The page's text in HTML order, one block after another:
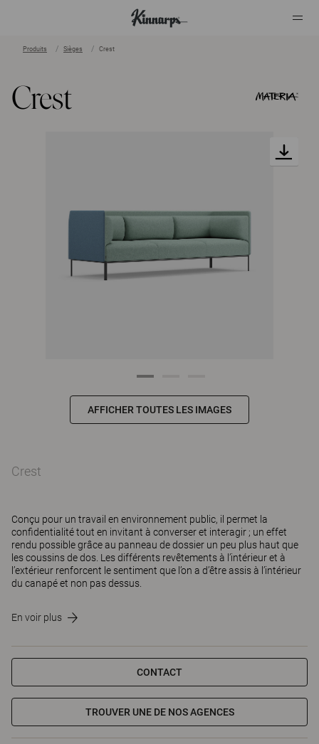
Produits Sièges Crest
Crest
AFFICHER TOUTES LES IMAGES
Crest
Conçu pour un travail en environnement public, il permet la
confidentialité tout en invitant à converser et interagir ; un effet
rendu possible grâce au panneau de dossier un peu plus haut que
les coussins de dos. Les différents revêtements à l’intérieur et à
l’extérieur renforcent le sentiment que l’on a d’être assis à l’intérieur
du canapé et non pas dessus.
En voir plus
CONTACT
TROUVER UNE DE NOS AGENCES